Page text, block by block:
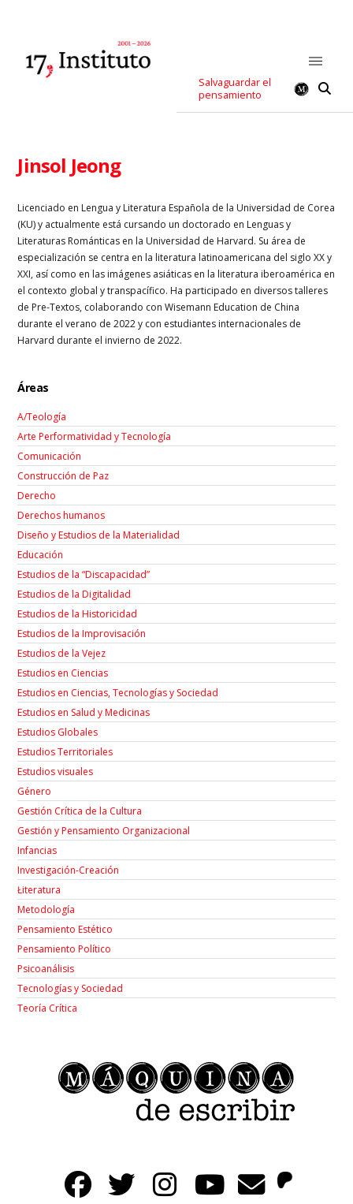
Salvaguardar el
pensamiento
Jinsol Jeong
Licenciado en Lengua y Literatura Española de la Universidad de Corea
(KU) y actualmente está cursando un doctorado en Lenguas y
Literaturas Románticas en la Universidad de Harvard. Su área de
especialización se centra en la literatura latinoamericana del siglo XX y
XXI, así como en las imágenes asiáticas en la literatura iberoamérica en
el contexto global y transpacífico. Ha participado en diversos talleres
de Pre-Textos, colaborando con Wisemann Education de China
durante el verano de 2022 y con estudiantes internacionales de
Harvard durante el invierno de 2022.
Áreas
A/Teología
Arte Performatividad y Tecnología
Comunicación
Construcción de Paz
Derecho
Derechos humanos
Diseño y Estudios de la Materialidad
Educación
Estudios de la “Discapacidad”
Estudios de la Digitalidad
Estudios de la Historicidad
Estudios de la Improvisación
Estudios de la Vejez
Estudios en Ciencias
Estudios en Ciencias, Tecnologías y Sociedad
Estudios en Salud y Medicinas
Estudios Globales
Estudios Territoriales
Estudios visuales
Género
Gestión Crítica de la Cultura
Gestión y Pensamiento Organizacional
Infancias
Investigación-Creación
Łiteratura
Metodología
Pensamiento Estético
Pensamiento Político
Psicoanálisis
Tecnologías y Sociedad
Teoría Crítica